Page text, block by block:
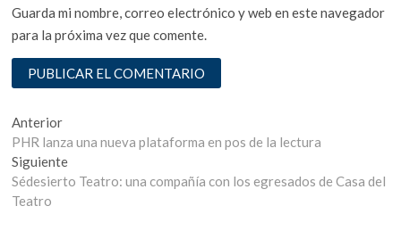
Guarda mi nombre, correo electrónico y web en este navegador
para la próxima vez que comente.
Navegación
de
entradas
AnteriorEntrada
anterior:
PHR lanza una nueva plataforma en pos de la lectura
SiguienteEntrada
siguiente:
Sédesierto Teatro: una compañía con los egresados de Casa del
Teatro